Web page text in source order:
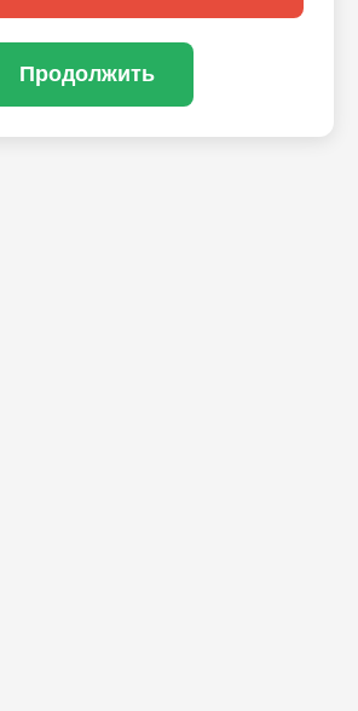
Продолжить